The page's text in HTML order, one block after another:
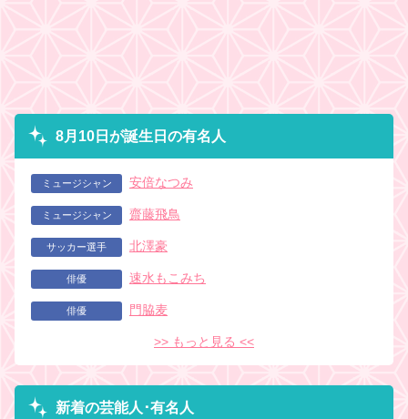
8月10日が誕生日の有名人
ミュージシャン 安倍なつみ
ミュージシャン 齋藤飛鳥
サッカー選手 北澤豪
俳優 速水もこみち
俳優 門脇麦
>> もっと見る <<
新着の芸能人･有名人